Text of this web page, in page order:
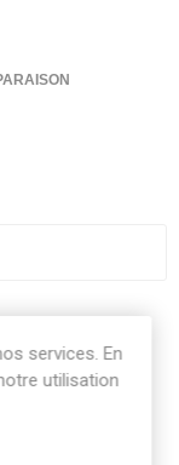
services. En
utilisation